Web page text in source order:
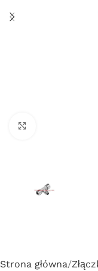
Strona główna